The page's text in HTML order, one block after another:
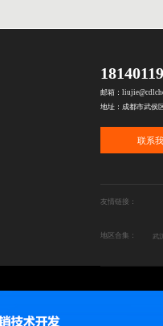
邮箱：
地址：成都市武侯
联系
友情链接：
地区合集： 武